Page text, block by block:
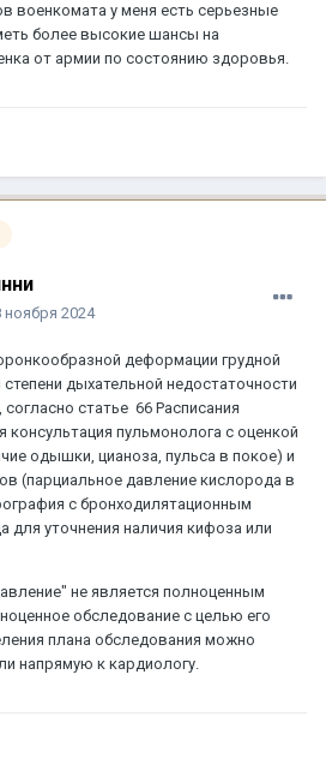
военкомата у меня есть серьезные
более высокие шансы на
от армии по состоянию здоровья.
ноября 2024
деформации грудной
степени дыхательной недостаточности
статье 66 Расписания
консультация пульмонолога с оценкой
одышки, цианоза, пульса в покое) и
(парциальное давление кислорода в
с бронходилятационным
для уточнения наличия кифоза или
не является полноценным
обследование с целью его
плана обследования можно
напрямую к кардиологу.